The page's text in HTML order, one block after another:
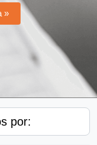
»
por: